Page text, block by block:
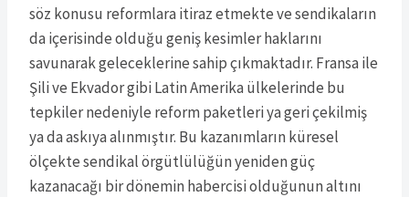
söz konusu reformlara itiraz etmekte ve sendikaların
da içerisinde olduğu geniş kesimler haklarını
savunarak geleceklerine sahip çıkmaktadır. Fransa ile
Şili ve Ekvador gibi Latin Amerika ülkelerinde bu
tepkiler nedeniyle reform paketleri ya geri çekilmiş
ya da askıya alınmıştır. Bu kazanımların küresel
ölçekte sendikal örgütlülüğün yeniden güç
kazanacağı bir dönemin habercisi olduğunun altını